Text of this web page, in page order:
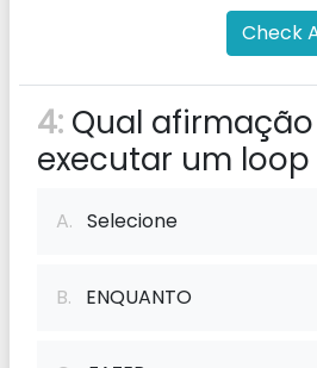
Check
4: Qual
executar um
A. Selecione
B. ENQUANTO